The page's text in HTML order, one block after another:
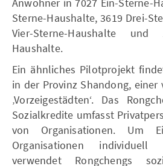
Sterne-Haushalte, 3619 Drei-
Vier-Sterne-Haushalte und
Haushalte.
Ein ähnliches Pilotprojekt
in der Provinz Shandong,
‚Vorzeigestädten‘. Das
Sozialkredite umfasst
von Organisationen. Um
Organisationen individuell
verwendet Rongchengs